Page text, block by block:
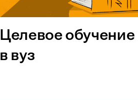
Целевое обучение
в вуз